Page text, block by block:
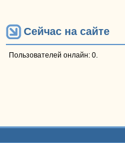
Сейчас на сайте
Пользователей онлайн: 0.